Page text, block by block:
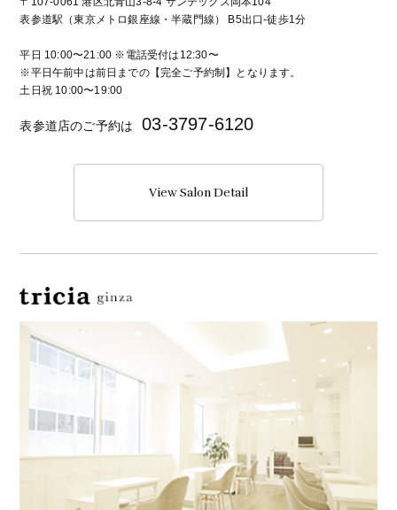
表参道駅（東京メトロ銀座線・半蔵門線） B5出口-徒歩1分
平日 10:00〜21:00 ※電話受付は12:30〜
※平日午前中は前日までの【完全ご予約制】となります。
土日祝 10:00〜19:00
表参道店のご予約は 03-3797-6120
View Salon Detail